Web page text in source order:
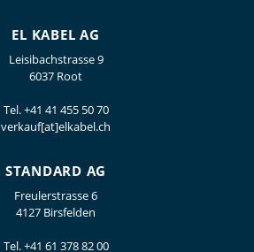
EL KABEL AG
Leisibachstrasse 9
6037 Root
Tel.+41 41 455 50 70
verkauf[at]elkabel.ch
STANDARD AG
Freulerstrasse 6
4127 Birsfelden
Tel.+41 61 378 82 00